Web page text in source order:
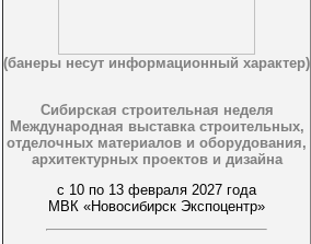
(банеры несут информационный характер)
Сибирская строительная неделя
Международная выставка строительных,
отделочных материалов и оборудования,
архитектурных проектов и дизайна
с 10 по 13 февраля 2027 года
МВК «Новосибирск Экспоцентр»